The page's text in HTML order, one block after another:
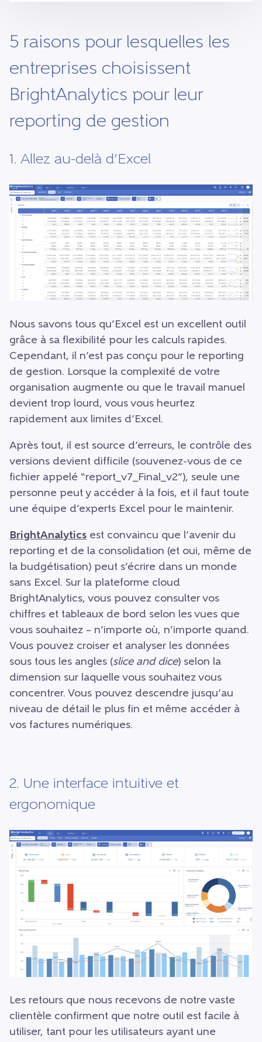
5 raisons pour lesquelles les
entreprises choisissent
BrightAnalytics pour leur
reporting de gestion
1. Allez au-delà d’Excel
Nous savons tous qu’Excel est un excellent outil
grâce à sa flexibilité pour les calculs rapides.
Cependant, il n’est pas conçu pour le reporting
de gestion. Lorsque la complexité de votre
organisation augmente ou que le travail manuel
devient trop lourd, vous vous heurtez
rapidement aux limites d’Excel.
Après tout, il est source d’erreurs, le contrôle des
versions devient difficile (souvenez-vous de ce
fichier appelé “report_v7_Final_v2”), seule une
personne peut y accéder à la fois, et il faut toute
une équipe d’experts Excel pour le maintenir.
BrightAnalytics est convaincu que l’avenir du
reporting et de la consolidation (et oui, même de
la budgétisation) peut s’écrire dans un monde
sans Excel. Sur la plateforme cloud
BrightAnalytics, vous pouvez consulter vos
chiffres et tableaux de bord selon les vues que
vous souhaitez – n’importe où, n’importe quand.
Vous pouvez croiser et analyser les données
sous tous les angles (slice and dice) selon la
dimension sur laquelle vous souhaitez vous
concentrer. Vous pouvez descendre jusqu’au
niveau de détail le plus fin et même accéder à
vos factures numériques.
2. Une interface intuitive et
ergonomique
Les retours que nous recevons de notre vaste
clientèle confirment que notre outil est facile à
utiliser, tant pour les utilisateurs ayant une